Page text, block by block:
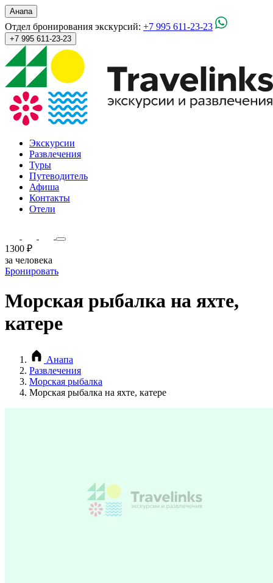
Анапа
Отдел бронирования экскурсий: +7 995 611-23-23
+7 995 611-23-23
Экскурсии
Развлечения
Туры
Путеводитель
Афиша
Контакты
Отели
1300 ₽
за человека
Бронировать
Морская рыбалка на яхте,
катере
Анапа
Развлечения
Морская рыбалка
Морская рыбалка на яхте, катере